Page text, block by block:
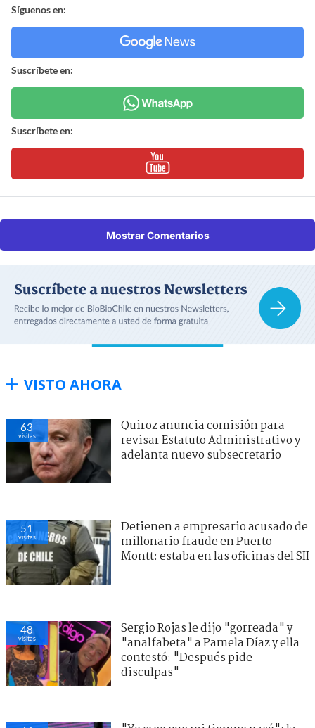
Síguenos en:
Suscríbete en:
Suscríbete en:
Mostrar Comentarios
VISTO AHORA
63
visitas
Quiroz anuncia comisión para
revisar Estatuto Administrativo y
adelanta nuevo subsecretario
51
visitas
Detienen a empresario acusado de
millonario fraude en Puerto
Montt: estaba en las oficinas del SII
48
visitas
Sergio Rojas le dijo "gorreada" y
"analfabeta" a Pamela Díaz y ella
contestó: "Después pide
disculpas"